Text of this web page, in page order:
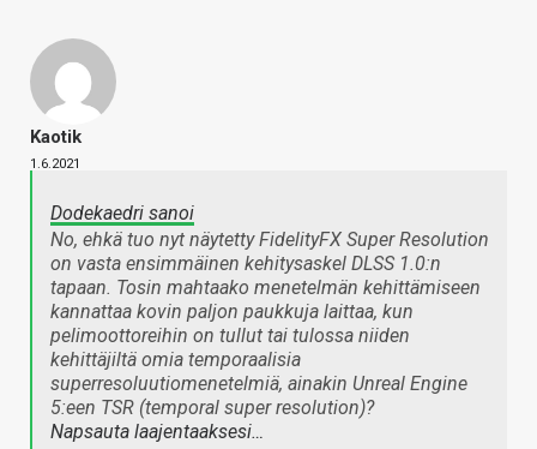
Kaotik
1.6.2021
Dodekaedri sanoi
No, ehkä tuo nyt näytetty FidelityFX Super Resolution
on vasta ensimmäinen kehitysaskel DLSS 1.0:n
tapaan. Tosin mahtaako menetelmän kehittämiseen
kannattaa kovin paljon paukkuja laittaa, kun
pelimoottoreihin on tullut tai tulossa niiden
kehittäjiltä omia temporaalisia
superresoluutiomenetelmiä, ainakin Unreal Engine
5:een TSR (temporal super resolution)?
Napsauta laajentaaksesi…